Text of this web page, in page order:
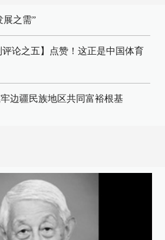
展之需”
评论之五】点赞！这正是中国体育
边疆民族地区共同富裕根基